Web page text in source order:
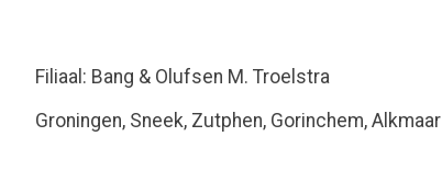
Filiaal: Bang & Olufsen M. Troelstra
Groningen, Sneek, Zutphen, Gorinchem, Alkmaar